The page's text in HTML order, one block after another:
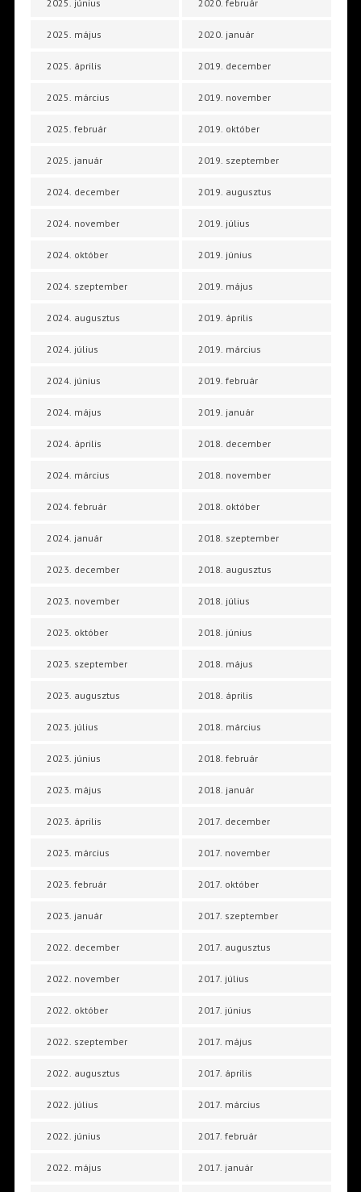
2025. június
2025. május
2025. április
2025. március
2025. február
2025. január
2024. december
2024. november
2024. október
2024. szeptember
2024. augusztus
2024. július
2024. június
2024. május
2024. április
2024. március
2024. február
2024. január
2023. december
2023. november
2023. október
2023. szeptember
2023. augusztus
2023. július
2023. június
2023. május
2023. április
2023. március
2023. február
2023. január
2022. december
2022. november
2022. október
2022. szeptember
2022. augusztus
2022. július
2022. június
2022. május
2020. február
2020. január
2019. december
2019. november
2019. október
2019. szeptember
2019. augusztus
2019. július
2019. június
2019. május
2019. április
2019. március
2019. február
2019. január
2018. december
2018. november
2018. október
2018. szeptember
2018. augusztus
2018. július
2018. június
2018. május
2018. április
2018. március
2018. február
2018. január
2017. december
2017. november
2017. október
2017. szeptember
2017. augusztus
2017. július
2017. június
2017. május
2017. április
2017. március
2017. február
2017. január